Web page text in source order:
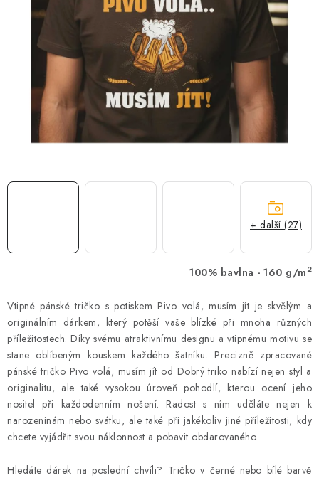
VÁNOCE
PROVIZNÍ SYSTÉM
Časté otázky
Doprava a platba
Obchodní podmínky
Zásady zpracování ochrany osobních údajů
Napište nám
100% bavlna - 160 g/m 2
Vtipné pánské tričko s potiskem Pivo volá, musím jít je skvělým a
originálním dárkem, který potěší vaše blízké při mnoha různých
příležitostech. Díky svému atraktivnímu designu a vtipnému motivu se
stane oblíbeným kouskem každého šatníku. Precizně zpracované
pánské tričko Pivo volá, musím jít od Dobrý triko nabízí nejen styl a
originalitu, ale také vysokou úroveň pohodlí, kterou ocení jeho
nositel při každodenním nošení. Radost s ním uděláte nejen k
narozeninám nebo svátku, ale také při jakékoliv jiné příležitosti, kdy
chcete vyjádřit svou náklonnost a pobavit obdarovaného.
Hledáte dárek na poslední chvíli? Tričko v černé nebo bílé barvě
+ další (27)